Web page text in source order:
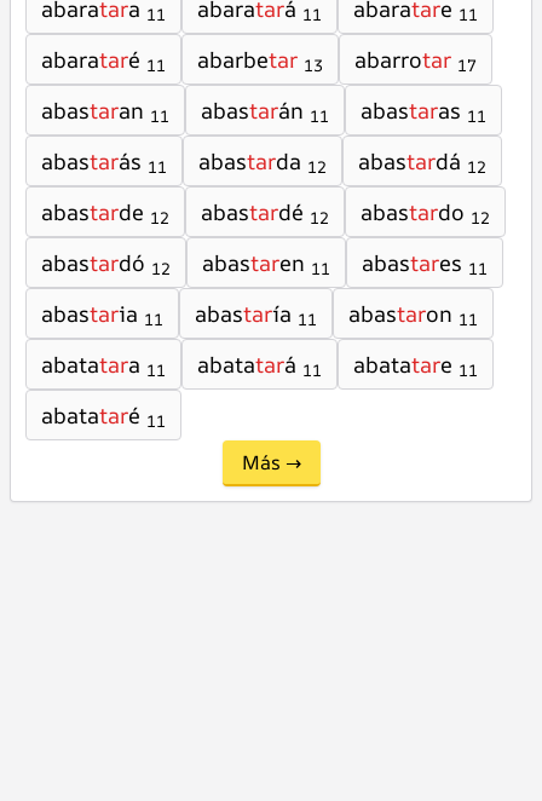
abaratara 11 abaratará 11 abaratare 11
abarataré 11 abarbetar 13 abarrotar 17
abastaran 11 abastarán 11 abastaras 11
abastarás 11 abastarda 12 abastardá 12
abastarde 12 abastardé 12 abastardo 12
abastardó 12 abastaren 11 abastares 11
abastaria 11 abastaría 11 abastaron 11
abatatara 11 abatatará 11 abatatare 11
abatataré 11
Más →